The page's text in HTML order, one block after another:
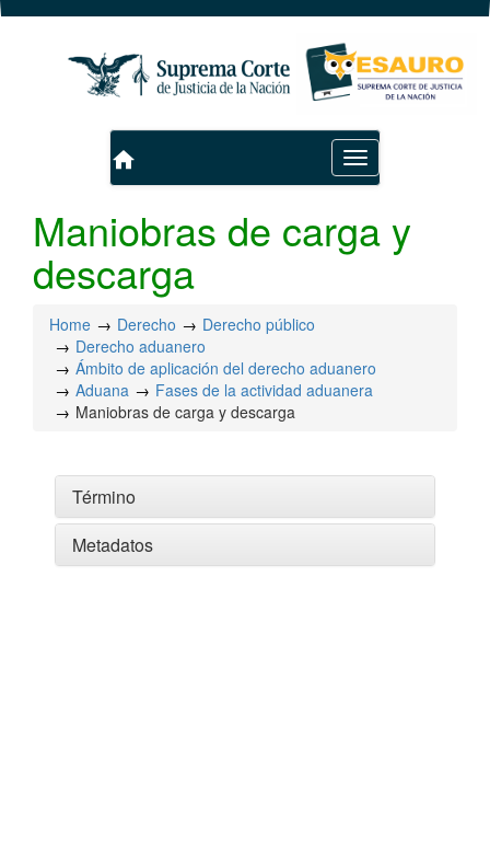
Toggle
navigation
home
Maniobras de carga y
descarga
Home Derecho
Derecho público
Derecho aduanero
Ámbito de aplicación del derecho aduanero
Aduana
Fases de la actividad aduanera
Maniobras de carga y descarga
Término
Metadatos